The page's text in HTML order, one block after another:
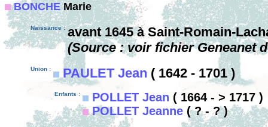
BONCHEMarie
Naissance : avant 1645 à Saint-Romain-
(Source : voir fichier Geneanet
Union : PAULET Jean ( 1642 - 1701 )
Enfants : POLLET Jean ( 1664 - > 1717 )
POLLET Jeanne ( ? - ? )